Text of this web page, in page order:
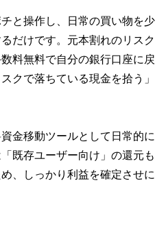
と操作し、日常の買い物を少
だけです。元本割れのリスク
料無料で自分の銀行口座に戻
クで落ちている現金を拾う」
金移動ツールとして日常的に
既存ユーザー向け」の還元も
、しっかり利益を確定させに